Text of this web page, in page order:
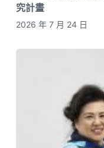
究計畫
2026 年 7 月 24 日